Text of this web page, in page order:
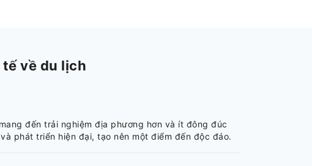
về du lịch
đến trải nghiệm địa phương hơn và ít đông đúc
phát triển hiện đại, tạo nên một điểm đến độc đáo.